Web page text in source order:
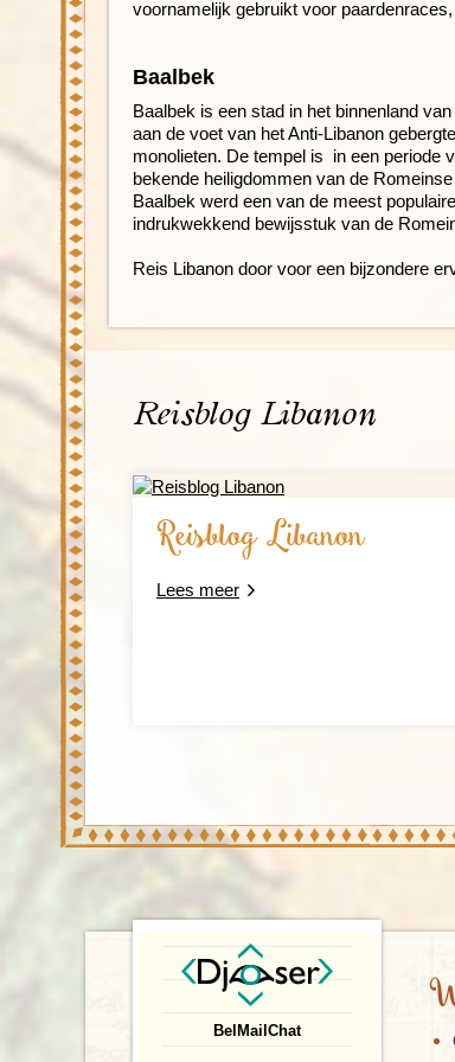
voornamelijk gebruikt voor
Baalbek
Baalbek is een stad in het binnenland
aan de voet van het Anti-Libanon
monolieten. De tempel is in een periode
bekende heiligdommen van de
Baalbek werd een van de meest
indrukwekkend bewijsstuk van de
Reis Libanon door voor een bijzondere
Reisblog Libanon
Reisblog Libanon
Lees meer
Bel Mail Chat